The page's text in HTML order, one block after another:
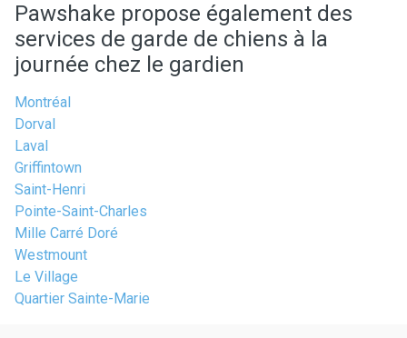
Pawshake propose également des
services de garde de chiens à la
journée chez le gardien
Montréal
Dorval
Laval
Griffintown
Saint-Henri
Pointe-Saint-Charles
Mille Carré Doré
Westmount
Le Village
Quartier Sainte-Marie